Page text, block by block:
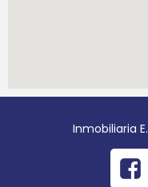
Inmobiliaria